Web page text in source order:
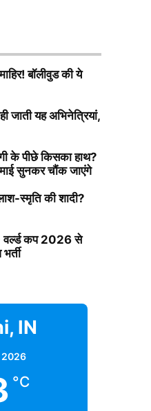
बॉलीवुड की ये
जाती यह अभिनेत्रियां,
के पीछे किसका हाथ?
सुनकर चौंक जाएंगे
स्मृति की शादी?
वर्ल्ड कप 2026 से
IN
2026
°C